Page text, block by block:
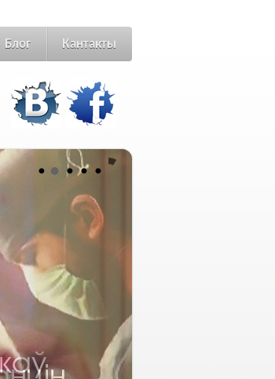
Блог Кантакты